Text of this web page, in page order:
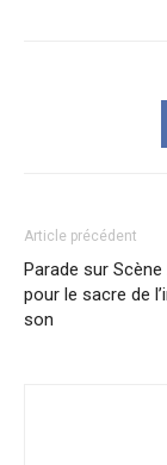
Article précédent
Parade sur Scène
pour le sacre de
son